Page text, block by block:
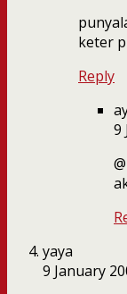
keter
Reply
9
yaya
9 January